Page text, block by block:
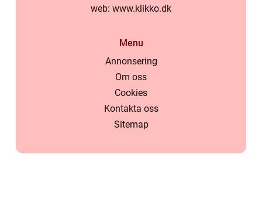
web: www.klikko.dk
Menu
Annonsering
Om oss
Cookies
Kontakta oss
Sitemap